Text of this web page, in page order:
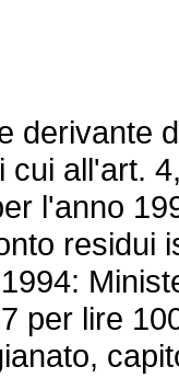
cui all'art.
l'anno
residui
per lire